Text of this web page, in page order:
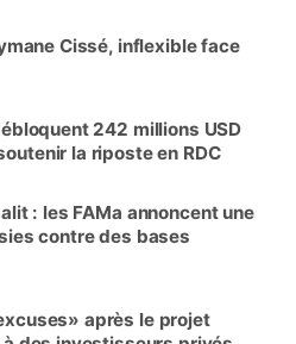
Cissé, inflexible face
242 millions USD
la riposte en RDC
: les FAMa annoncent une
contre des bases
après le projet